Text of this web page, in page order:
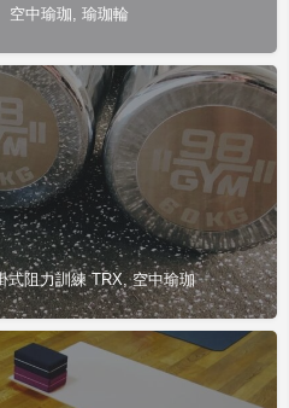
空中瑜珈, 瑜珈輪
式阻力訓練 TRX, 空中瑜珈